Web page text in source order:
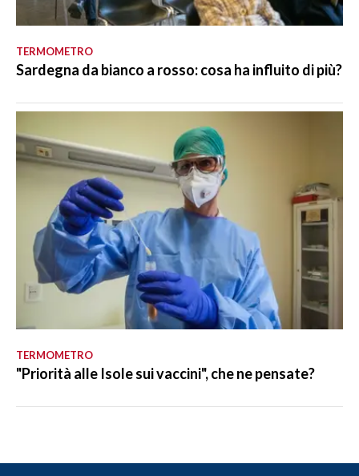
TERMOMETRO
Sardegna da bianco a rosso: cosa ha influito di più?
TERMOMETRO
"Priorità alle Isole sui vaccini", che ne pensate?